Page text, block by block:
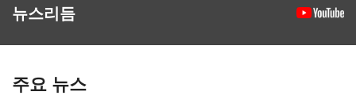
뉴스리듬
주요 뉴스